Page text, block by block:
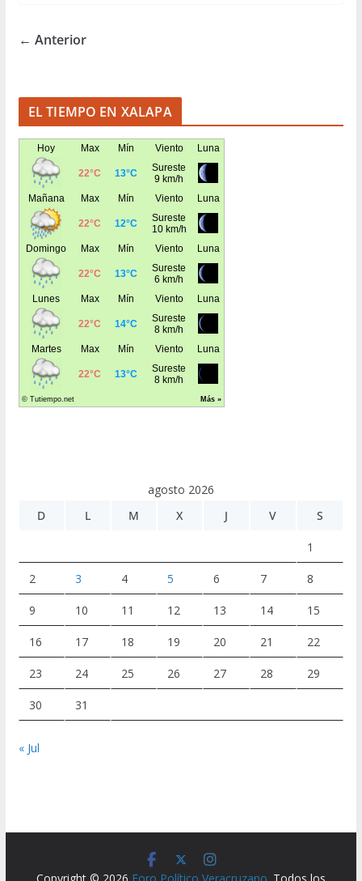
← Anterior
EL TIEMPO EN XALAPA
agosto 2026
D
L M X J V S
1
2 3 4 5 6 7 8
9 10 11 12 13 14 15
16 17 18 19 20 21 22
23 24 25 26 27 28 29
30 31
« Jul
Copyright © 2026 Foro Político Veracruzano . Todos los